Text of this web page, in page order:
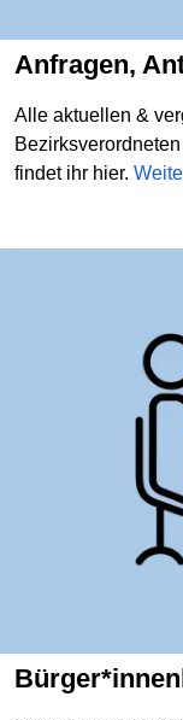
Anfragen,
Alle aktuellen &
findet ihr hier.